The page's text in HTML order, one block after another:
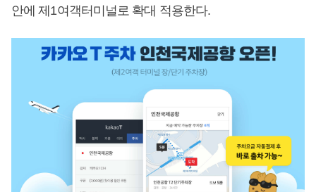
안에 제1여객터미널로 확대 적용한다.